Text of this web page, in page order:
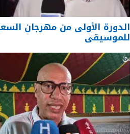
الدورة الأولى من مهرجان
للموسيقى